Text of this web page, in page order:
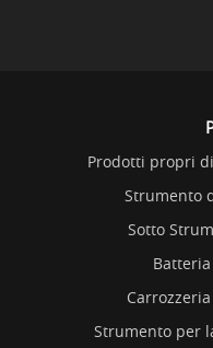
Prodotti propri
Strumento
Sotto
Strumento per